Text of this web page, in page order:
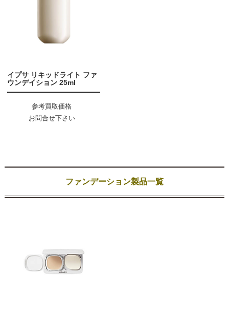
イプサ リキッドライト ファ
ウンデイション 25ml
参考買取価格
お問合せ下さい
ファンデーション製品一覧